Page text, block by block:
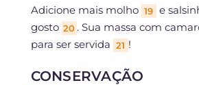
Adicione mais molho 19 e
gosto 20 . Sua massa com
para ser servida 21 !
CONSERVAÇÃO